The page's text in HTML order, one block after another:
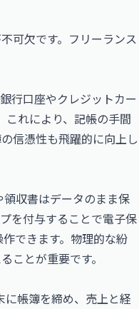
可欠です。フリーランス
行口座やクレジットカー
これにより、記帳の手間
信憑性も飛躍的に向上し
収書はデータのまま保
を付与することで電子保
できます。物理的な紛
ことが重要です。
帳簿を締め、売上と経